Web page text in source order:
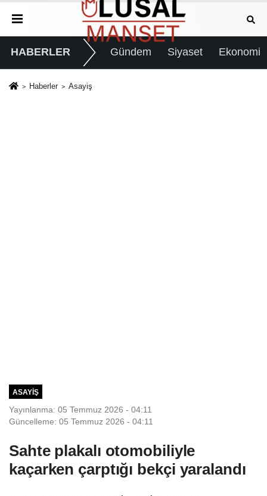
HABERLER Gündem Siyaset Ekonomi
Haberler Asayiş
ASAYIŞ
Yayınlanma: 05 Temmuz 2026 - 04:11
Güncelleme: 05 Temmuz 2026 - 04:11
Sahte plakalı otomobiliyle
kaçarken çarptığı bekçi yaralandı